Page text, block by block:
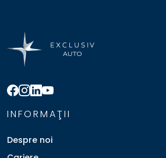
INFORMAŢII
Despre noi